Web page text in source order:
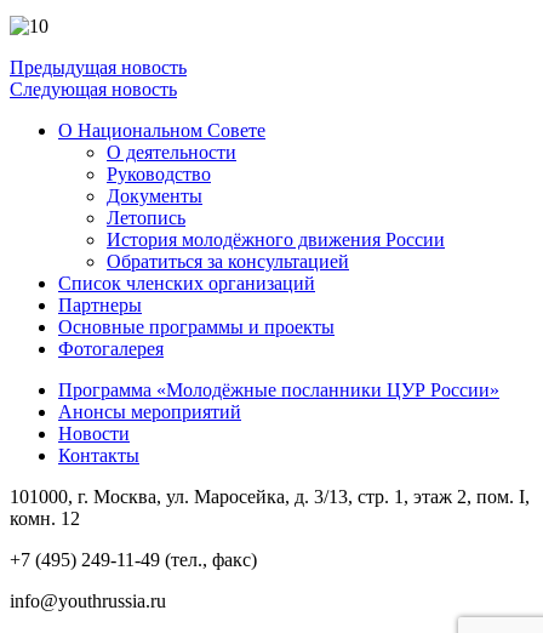
Предыдущая новость
Следующая новость
О Национальном Совете
О деятельности
Руководство
Документы
Летопись
История молодёжного движения России
Обратиться за консультацией
Список членских организаций
Партнеры
Основные программы и проекты
Фотогалерея
Программа «Молодёжные посланники ЦУР России»
Анонсы мероприятий
Новости
Контакты
101000, г. Москва, ул. Маросейка, д. 3/13, стр. 1, этаж 2, пом. I,
комн. 12
+7 (495) 249-11-49 (тел., факс)
info@youthrussia.ru